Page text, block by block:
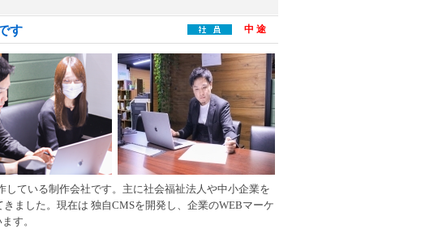
す 中 途
ている制作会社です。主に社会福祉法人や中小企業を
ました。現在は 独自CMSを開発し、企業のWEBマーケ
す。